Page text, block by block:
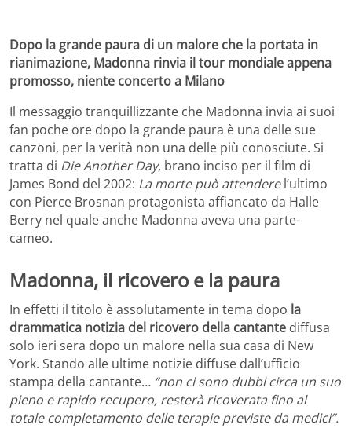
Dopo la grande paura di un malore che la portata in
rianimazione, Madonna rinvia il tour mondiale appena
promosso, niente concerto a Milano
Il messaggio tranquillizzante che Madonna invia ai suoi
fan poche ore dopo la grande paura è una delle sue
canzoni, per la verità non una delle più conosciute. Si
tratta di Die Another Day, brano inciso per il film di
James Bond del 2002: La morte può attenderel’ultimo
con Pierce Brosnan protagonista affiancato da Halle
Berry nel quale anche Madonna aveva una parte-
cameo.
Madonna, il ricovero e la paura
In effetti il titolo è assolutamente in tema dopo la
drammatica notizia del ricovero della cantante diffusa
solo ieri sera dopo un malore nella sua casa di New
York. Stando alle ultime notizie diffuse dall’ufficio
stampa della cantante… “non ci sono dubbi circa un suo
pieno e rapido recupero, resterà ricoverata fino al
totale completamento delle terapie previste da medici”.